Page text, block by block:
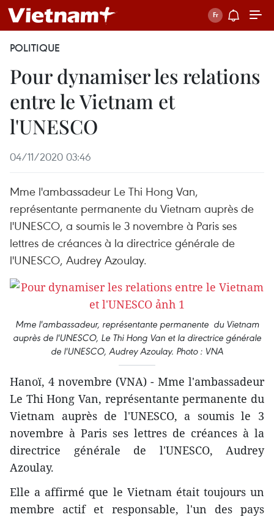
POLITIQUE
Pour dynamiser les relations
entre le Vietnam et
l'UNESCO
04/11/2020 03:46
Mme l'ambassadeur Le Thi Hong Van,
représentante permanente du Vietnam auprès de
l'UNESCO, a soumis le 3 novembre à Paris ses
lettres de créances à la directrice générale de
l'UNESCO, Audrey Azoulay.
Mme l'ambassadeur, représentante permanente du Vietnam
auprès de l'UNESCO, Le Thi Hong Van et la directrice générale
de l'UNESCO, Audrey Azoulay. Photo : VNA
Hanoï, 4 novembre (VNA) - Mme l'ambassadeur
Le Thi Hong Van, représentante permanente du
Vietnam auprès de l'UNESCO, a soumis le 3
novembre à Paris ses lettres de créances à la
directrice générale de l'UNESCO, Audrey
Azoulay.
Elle a affirmé que le Vietnam était toujours un
membre actif et responsable, l'un des pays